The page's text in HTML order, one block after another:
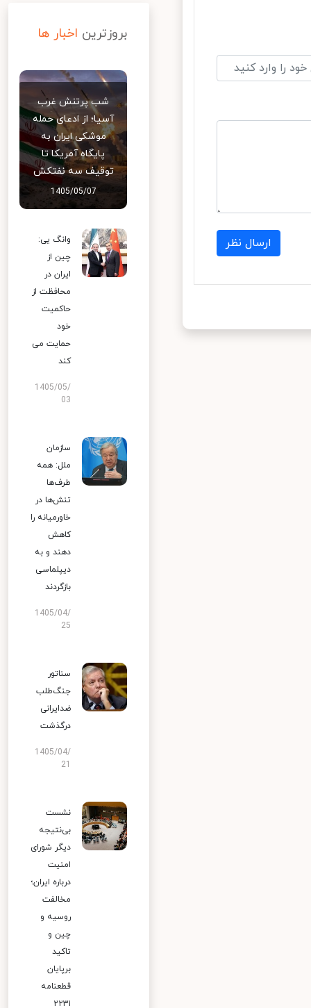
ارسال نظر
بروزترین اخبار ها
شب پرتنش غرب
آسیا؛ از ادعای حمله
موشکی ایران به
پایگاه آمریکا تا
توقیف سه نفتکش
1405/05/07
وانگ یی:
چین از
ایران در
محافظت از
حاکمیت
خود
حمایت می
کند
1405/05/
03
سازمان
ملل: همه
طرف‌ها
تنش‌ها در
خاورمیانه را
کاهش
دهند و به
دیپلماسی
بازگردند
1405/04/
25
سناتور
جنگ‌طلب
ضدایرانی
درگذشت
1405/04/
نشست
بی‌نتیجه
دیگر شورای
امنیت
درباره ایران؛
مخالفت
روسیه و
چین و
تاکید
برپایان
قطعنامه
۲۲۳۱